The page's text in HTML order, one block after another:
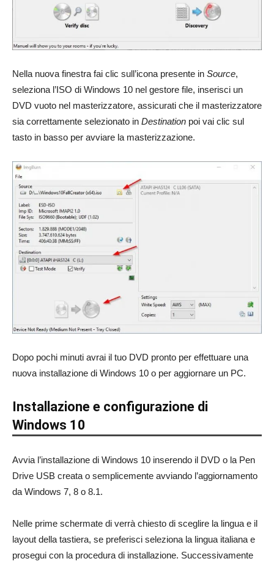
Nella nuova finestra fai clic sull’icona presente in Source,
seleziona l’ISO di Windows 10 nel gestore file, inserisci un
DVD vuoto nel masterizzatore, assicurati che il masterizzatore
sia correttamente selezionato in Destination poi vai clic sul
tasto in basso per avviare la masterizzazione.
Dopo pochi minuti avrai il tuo DVD pronto per effettuare una
nuova installazione di Windows 10 o per aggiornare un PC.
Installazione e configurazione di
Windows 10
Avvia l’installazione di Windows 10 inserendo il DVD o la Pen
Drive USB creata o semplicemente avviando l’aggiornamento
da Windows 7, 8 o 8.1.
Nelle prime schermate di verrà chiesto di sceglire la lingua e il
layout della tastiera, se preferisci seleziona la lingua italiana e
prosegui con la procedura di installazione. Successivamente